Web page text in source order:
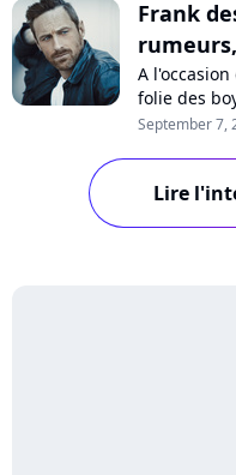
Frank
A
folie des
Frank
Charts.
boys
September 7,
Lire